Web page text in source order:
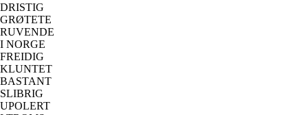
DRISTIG
GRØTETE
RUVENDE
I NORGE
FREIDIG
KLUNTET
BASTANT
SLIBRIG
UPOLERT